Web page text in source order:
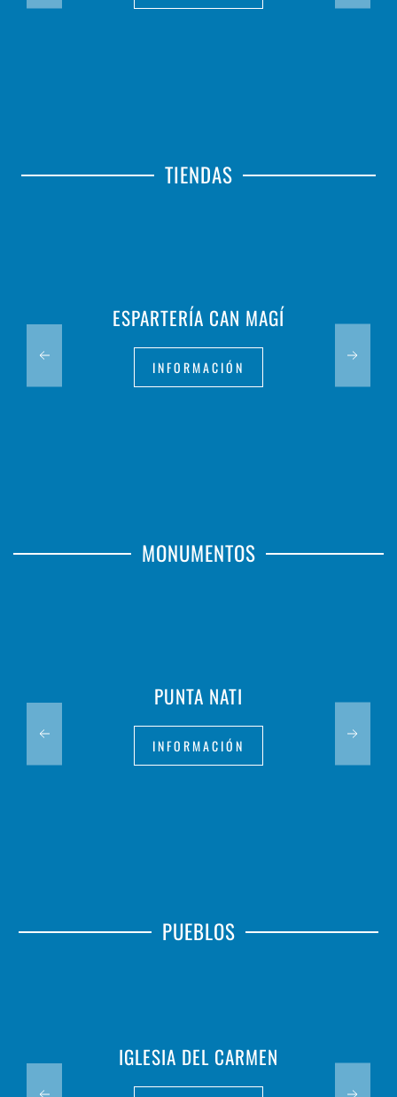
TIENDAS
ESPARTERÍA CAN MAGÍ
INFORMACIÓN
MONUMENTOS
PUNTA NATI
INFORMACIÓN
PUEBLOS
IGLESIA DEL CARMEN